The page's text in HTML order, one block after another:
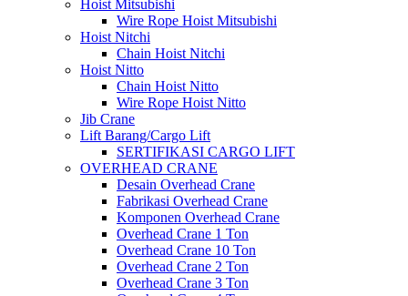
Hoist Mitsubishi
Wire Rope Hoist Mitsubishi
Hoist Nitchi
Chain Hoist Nitchi
Hoist Nitto
Chain Hoist Nitto
Wire Rope Hoist Nitto
Jib Crane
Lift Barang/Cargo Lift
SERTIFIKASI CARGO LIFT
OVERHEAD CRANE
Desain Overhead Crane
Fabrikasi Overhead Crane
Komponen Overhead Crane
Overhead Crane 1 Ton
Overhead Crane 10 Ton
Overhead Crane 2 Ton
Overhead Crane 3 Ton